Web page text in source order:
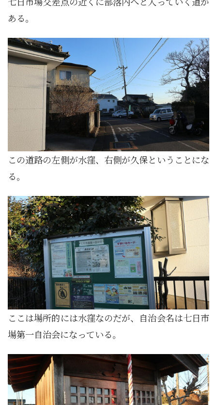
ある。
この道路の左側が水窪、右側が久保ということにな
る。
ここは場所的には水窪なのだが、自治会名は七日市
場第一自治会になっている。